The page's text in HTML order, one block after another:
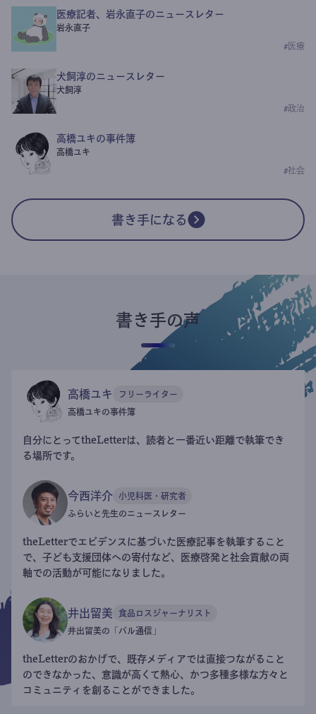
医療記者、岩永直子のニュースレター
岩永直子
# 医療
犬飼淳のニュースレター
犬飼淳
#政治
高橋ユキの事件簿
高橋ユキ
#社会
書き手になる
書き手の声
高橋ユキ フリーライター
高橋ユキの事件簿
自分にとってtheLetterは、読者と一番近い距離で執筆でき
る場所です。
今西洋介 小児科医・研究者
ふらいと先生のニュースレター
theLetterでエビデンスに基づいた医療記事を執筆すること
で、子ども支援団体への寄付など、医療啓発と社会貢献の両
軸での活動が可能になりました。
井出留美 食品ロスジャーナリスト
井出留美の「パル通信」
theLetterのおかげで、既存メディアでは直接つながること
のできなかった、意識が高くて熱心、かつ多種多様な方々と
コミュニティを創ることができました。